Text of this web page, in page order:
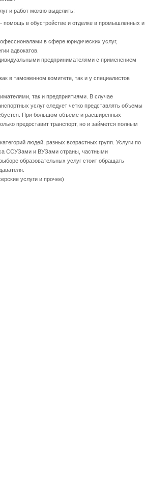
и работ можно выделить:
помощь в обустройстве и отделке в промышленных и
в сфере юридических услуг,
адвокатов.
предпринимателями с применением
в таможенном комитете, так и у специалистов
так и предприятиями. В случае
услуг следует четко представлять объемы
При большом объеме и расширенных
предоставит транспорт, но и займется полным
людей, разных возрастных групп. Услуги по
ССУЗами и ВУЗами страны, частными
образовательных услуг стоит обращать
услуги и прочее)